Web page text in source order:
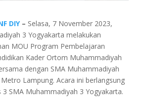
DIY– Selasa, 7 November 2023,
3 Yogyakarta melakukan
MOU Program Pembelajaran
Kader Ortom Muhammadiyah
dengan SMA Muhammadiyah
Lampung. Acara ini berlangsung
3 SMA Muhammadiyah 3 Yogyakarta.